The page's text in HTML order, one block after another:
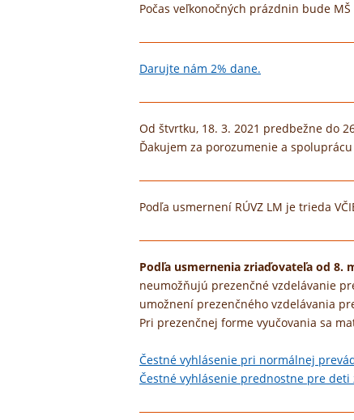
Počas veľkonočných prázdnin bude
Darujte nám 2% dane.
Od štvrtku, 18. 3. 2021 predbežne do
Ďakujem za porozumenie a spoluprácu
Podľa usmernení RÚVZ LM je trieda
Podľa usmernenia zriaďovateľa od 8.
neumožňujú prezenčné vzdelávanie
umožnení prezenčného vzdelávania
Pri prezenčnej forme vyučovania sa
Čestné vyhlásenie pri normálnej
Čestné vyhlásenie prednostne pre